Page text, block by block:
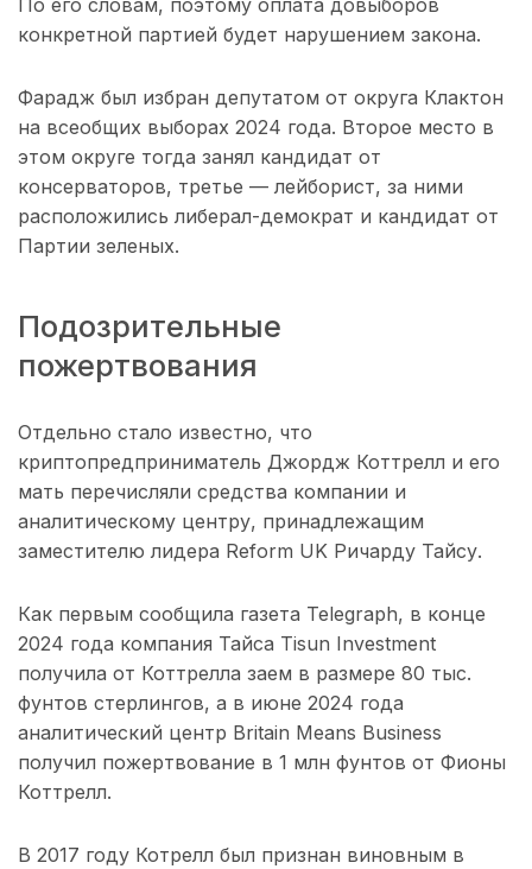
конкретной партией будет нарушением закона.
Фарадж был избран депутатом от округа Клактон
на всеобщих выборах 2024 года. Второе место в
этом округе тогда занял кандидат от
консерваторов, третье — лейборист, за ними
расположились либерал-демократ и кандидат от
Партии зеленых.
Подозрительные
пожертвования
Отдельно стало известно, что
криптопредприниматель Джордж Коттрелл и его
мать перечисляли средства компании и
аналитическому центру, принадлежащим
заместителю лидера Reform UK Ричарду Тайсу.
Как первым сообщила газета Telegraph, в конце
2024 года компания Тайса Tisun Investment
получила от Коттрелла заем в размере 80 тыс.
фунтов стерлингов, а в июне 2024 года
аналитический центр Britain Means Business
получил пожертвование в 1 млн фунтов от Фионы
Коттрелл.
В 2017 году Котрелл был признан виновным в